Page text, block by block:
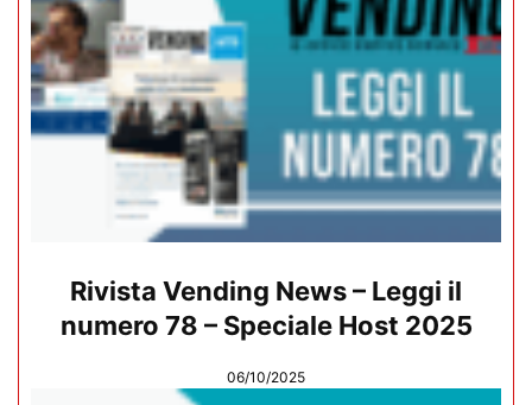
Rivista Vending News – Leggi il
numero 78 – Speciale Host 2025
06/10/2025